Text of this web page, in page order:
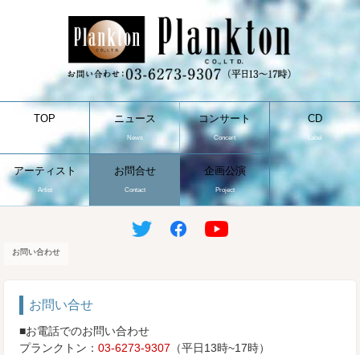
TOP ニュース
News
コンサート
Concert
CD
Label
アーティスト
Artist
お問合せ
Contact
企画公演
Project
お問い合わせ
お問い合せ
■お電話でのお問い合わせ
プランクトン：03-6273-9307 （平日13時~17時）